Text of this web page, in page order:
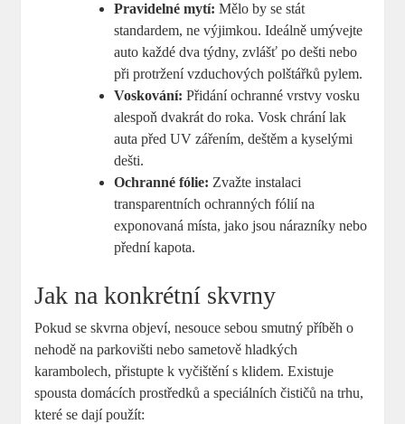
Pravidelné mytí: Mělo by se stát
standardem, ne výjimkou. Ideálně umývejte
auto každé dva týdny, zvlášť po dešti nebo
při protržení vzduchových polštářků pylem.
Voskování: Přidání ochranné vrstvy vosku
alespoň dvakrát do roka. Vosk chrání lak
auta před UV zářením, deštěm a kyselými
dešti.
Ochranné fólie: Zvažte instalaci
transparentních ochranných fólií na
exponovaná místa, jako jsou nárazníky nebo
přední kapota.
Jak na konkrétní skvrny
Pokud se skvrna objeví, nesouce sebou smutný příběh o
nehodě na parkovišti nebo sametově hladkých
karambolech, přistupte k vyčištění s klidem. Existuje
spousta domácích prostředků a speciálních čističů na trhu,
které se dají použít: